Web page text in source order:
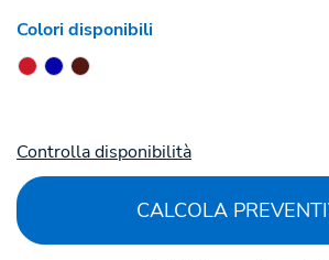
Colori disponibili
Controlla disponibilità
CALCOLA